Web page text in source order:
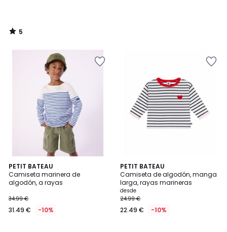
18.99
€. 5
/
PETIT BATEAU
Camiseta marinera de
algodón, a rayas
34.99 €
31.49 € -10%
PETIT BATEAU
Camiseta de algodón, manga
larga, rayas marineras
desde
24.99 €
22.49 € -10%